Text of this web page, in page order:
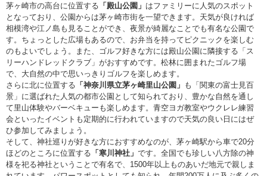
茅ヶ崎市の高台に位置する 「殿山公園」 はファミリーに人気のスポット
となっており、公園からは茅ヶ崎市街を一望できます。天気が良ければ
相模湾や江ノ島も見ることができ、夜景が綺麗なことでも有名な公園で
す。ちょっとした広場もあるので、お弁当を持ってピクニックを楽しむ
のもよいでしょう。また、ゴルフ好きな方には殿山公園に隣接する「ス
リーハンドレッドクラブ」がおすすめです。松林に囲まれたゴルフ場
で、大自然の中で思いっきりゴルフを楽しめます。
さらに北に位置する 「神奈川県立茅ヶ崎里山公園」 も「関東の富士見百
景」に選ばれた人気の都市公園として知られており、豊かな自然を通し
て里山体験やバーベキューも楽しめます。青空ヨガ教室やウクレレ練習
会といったイベントも定期的に行われていますので天気の良い日にはぜ
ひ参加してみましょう。
そして、神社巡りが好きな方におすすめなのが、茅ヶ崎駅から車で20分
ほどのところに位置する 「寒川神社」 です。全国でも珍しい八方除の神
様を祀る神社ということで有名で、1500年以上ものあいだ地元で親しま